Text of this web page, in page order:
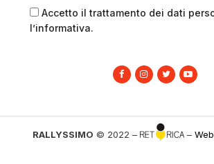
Accetto il trattamento dei dati
l’informativa.
RALLYSSIMO © 2022 – –